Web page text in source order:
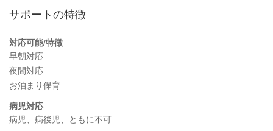
サポートの特徴
対応可能/特徴
早朝対応
夜間対応
お泊まり保育
病児対応
病児、病後児、ともに不可